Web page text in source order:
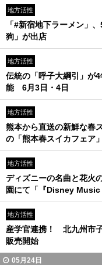
地方活性
「#新宿地下ラーメン」
狗」が出店
地方活性
伝統の「呼子大綱引」が
能 6月3日・4日
地方活性
熊本から直送の新鮮な春
の「熊本春スイカフェア
地方活性
ディズニーの名曲と花火
園にて「『Disney
地方活性
産学官連携！ 北九州市
販売開始
05月24日